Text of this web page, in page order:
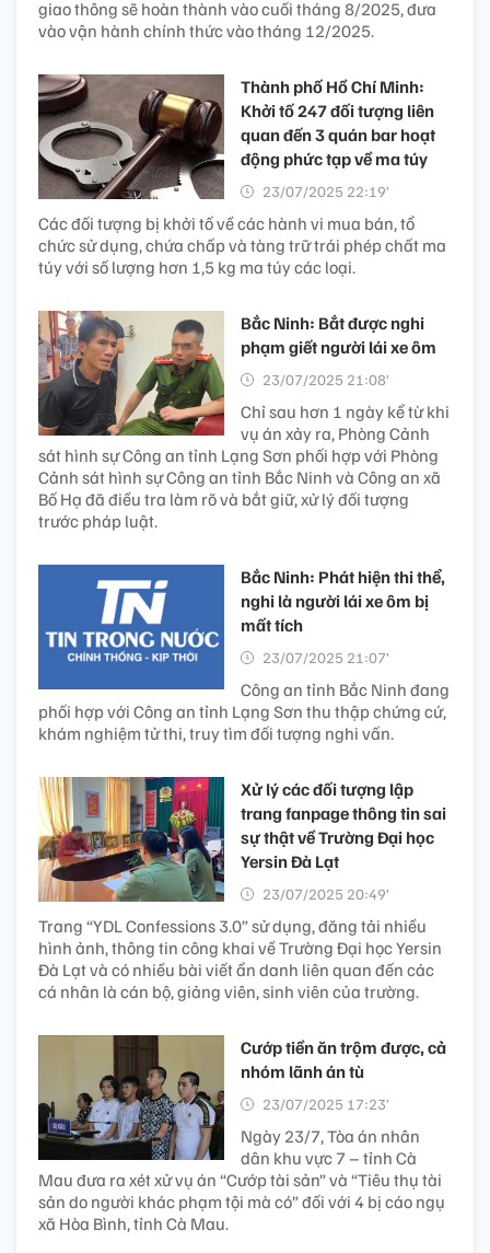
giao thông sẽ hoàn thành vào cuối tháng 8/2025, đưa
vào vận hành chính thức vào tháng 12/2025.
Thành phố Hồ Chí Minh:
Khởi tố 247 đối tượng liên
quan đến 3 quán bar hoạt
động phức tạp về ma túy
23/07/2025 22:19’
Các đối tượng bị khởi tố về các hành vi mua bán, tổ
chức sử dụng, chứa chấp và tàng trữ trái phép chất ma
túy với số lượng hơn 1,5 kg ma túy các loại.
Bắc Ninh: Bắt được nghi
phạm giết người lái xe ôm
23/07/2025 21:08’
Chỉ sau hơn 1 ngày kể từ khi
vụ án xảy ra, Phòng Cảnh
sát hình sự Công an tỉnh Lạng Sơn phối hợp với Phòng
Cảnh sát hình sự Công an tỉnh Bắc Ninh và Công an xã
Bố Hạ đã điều tra làm rõ và bắt giữ, xử lý đối tượng
trước pháp luật.
Bắc Ninh: Phát hiện thi thể,
nghi là người lái xe ôm bị
mất tích
23/07/2025 21:07’
Công an tỉnh Bắc Ninh đang
phối hợp với Công an tỉnh Lạng Sơn thu thập chứng cứ,
khám nghiệm tử thi, truy tìm đối tượng nghi vấn.
Xử lý các đối tượng lập
trang fanpage thông tin sai
sự thật về Trường Đại học
Yersin Đà Lạt
23/07/2025 20:49’
Trang “YDL Confessions 3.0” sử dụng, đăng tải nhiều
hình ảnh, thông tin công khai về Trường Đại học Yersin
Đà Lạt và có nhiều bài viết ẩn danh liên quan đến các
cá nhân là cán bộ, giảng viên, sinh viên của trường.
Cướp tiền ăn trộm được, cả
nhóm lãnh án tù
23/07/2025 17:23’
Ngày 23/7, Tòa án nhân
dân khu vực 7 – tỉnh Cà
Mau đưa ra xét xử vụ án “Cướp tài sản” và “Tiêu thụ tài
sản do người khác phạm tội mà có” đối với 4 bị cáo ngụ
xã Hòa Bình, tỉnh Cà Mau.